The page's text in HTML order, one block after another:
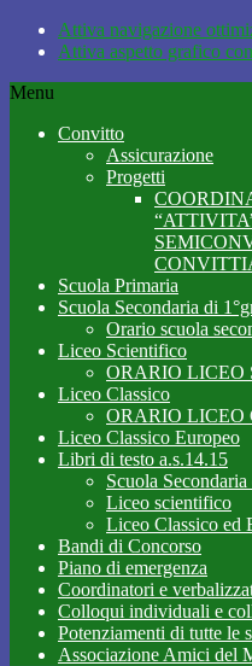
Attiva navigazione
Attiva aspetto grafico
Menu
Convitto
Assicurazione
Progetti
Scuola Primaria
Scuola Secondaria di
Orario scuola
Liceo Scientifico
ORARIO LICEO
Liceo Classico
ORARIO LICEO
Liceo Classico Europeo
Libri di testo a.s.14.15
Scuola
Liceo scientifico
Liceo Classico ed
Bandi di Concorso
Piano di emergenza
Coordinatori e
Colloqui individuali e
Potenziamenti di tutte le
Associazione Amici del